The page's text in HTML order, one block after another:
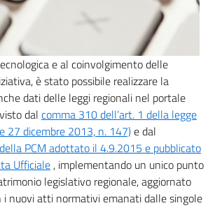
e al coinvolgimento delle
è stato possibile realizzare la
dati delle leggi regionali nel portale
dal comma 310 dell’art. 1 della legge
27 dicembre 2013, n. 147)e dal
PCM adottato il 4.9.2015 e pubblicato
Ufficiale , implementando un unico punto
legislativo regionale, aggiornato
nuovi atti normativi emanati dalle singole